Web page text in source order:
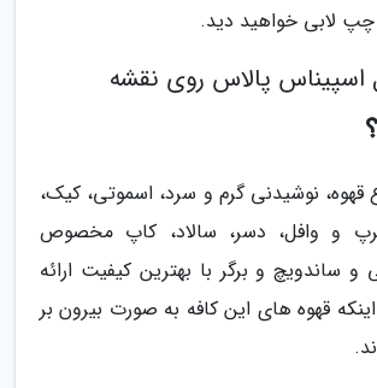
لابی خواهید دید.
پالاس روی نقشه
قهوه، نوشیدنی گرم و سرد، اسموتی، کیک،
و وافل، دسر، سالاد، کاپ مخصوص
و ساندویچ و برگر با بهترین کیفیت ارائه
قهوه های این کافه به صورت بیرون بر